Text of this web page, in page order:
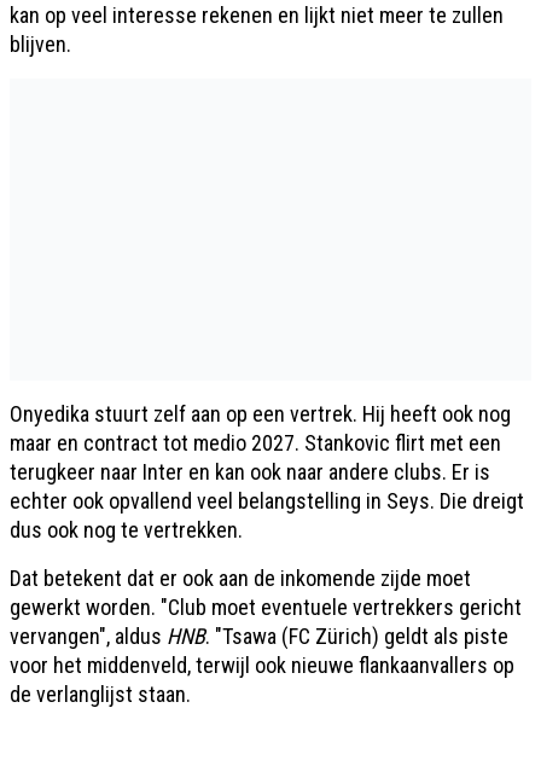
kan op veel interesse rekenen en lijkt niet meer te zullen
blijven.
Onyedika stuurt zelf aan op een vertrek. Hij heeft ook nog
maar en contract tot medio 2027. Stankovic flirt met een
terugkeer naar Inter en kan ook naar andere clubs. Er is
echter ook opvallend veel belangstelling in Seys. Die dreigt
dus ook nog te vertrekken.
Dat betekent dat er ook aan de inkomende zijde moet
gewerkt worden. "Club moet eventuele vertrekkers gericht
vervangen", aldus HNB. "Tsawa (FC Zürich) geldt als piste
voor het middenveld, terwijl ook nieuwe flankaanvallers op
de verlanglijst staan.